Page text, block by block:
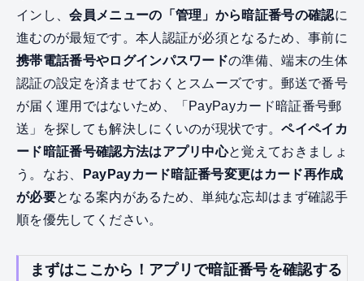
インし、会員メニューの「管理」から暗証番号の確認に
進むのが最短です。本人認証が必須となるため、事前に
携帯電話番号やログインパスワードの準備、端末の生体
認証の設定を済ませておくとスムーズです。郵送で番号
が届く運用ではないため、「PayPayカード暗証番号郵
送」を探しても解決しにくいのが現状です。ペイペイカ
ード暗証番号確認方法はアプリ中心と覚えておきましょ
う。なお、
PayPayカード暗証番号変更はカード再作成
が必要となる案内があるため、単純な忘却はまず確認手
順を優先してください。
まずはここから！アプリで暗証番号を確認する